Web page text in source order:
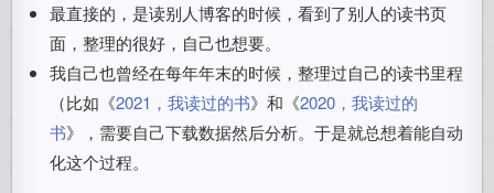
最直接的，是读别人博客的时候，看到了别人的读书页
面，整理的很好，自己也想要。
我自己也曾经在每年年末的时候，整理过自己的读书里程
（比如《2021，我读过的书》和《2020，我读过的
书》，需要自己下载数据然后分析。于是就总想着能自动
化这个过程。